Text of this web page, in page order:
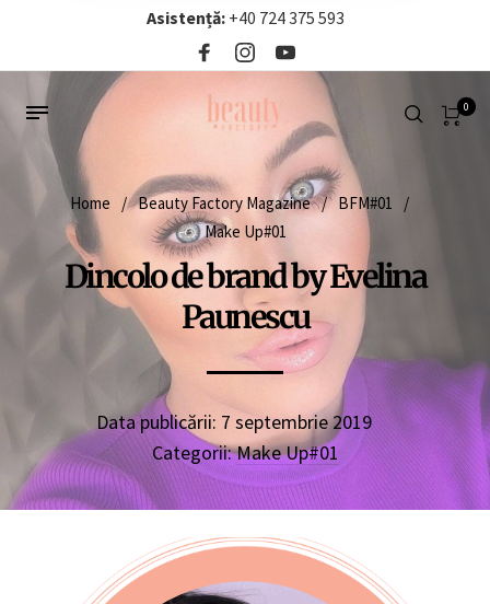
Asistență: +40 724 375 593‬
0
Home / Beauty Factory Magazine / BFM#01
/
Make Up#01
Dincolo de brand by Evelina
Paunescu
Data publicării: 7 septembrie 2019
Categorii:Make Up#01